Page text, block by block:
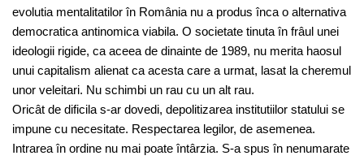
evolutia mentalitatilor în România nu a produs înca o alternativa
democratica antinomica viabila. O societate tinuta în frâul unei
ideologii rigide, ca aceea de dinainte de 1989, nu merita haosul
unui capitalism alienat ca acesta care a urmat, lasat la cheremul
unor veleitari. Nu schimbi un rau cu un alt rau.
Oricât de dificila s-ar dovedi, depolitizarea institutiilor statului se
impune cu necesitate. Respectarea legilor, de asemenea.
Intrarea în ordine nu mai poate întârzia. S-a spus în nenumarate